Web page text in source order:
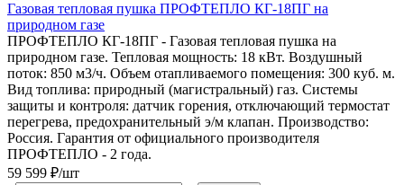
Газовая тепловая пушка ПРОФТЕПЛО КГ-18ПГ на
природном газе
ПРОФТЕПЛО КГ-18ПГ - Газовая тепловая пушка на
природном газе. Тепловая мощность: 18 кВт. Воздушный
поток: 850 м3/ч. Объем отапливаемого помещения: 300 куб. м.
Вид топлива: природный (магистральный) газ. Системы
защиты и контроля: датчик горения, отключающий термостат
перегрева, предохранительный э/м клапан. Производство:
Россия. Гарантия от официального производителя
ПРОФТЕПЛО - 2 года.
59 599 ₽/шт